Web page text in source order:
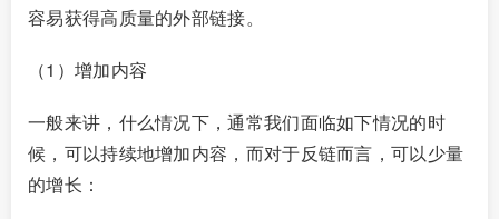
容易获得高质量的外部链接。
（1）增加内容
一般来讲，什么情况下，通常我们面临如下情况的时
候，可以持续地增加内容，而对于反链而言，可以少量
的增长：